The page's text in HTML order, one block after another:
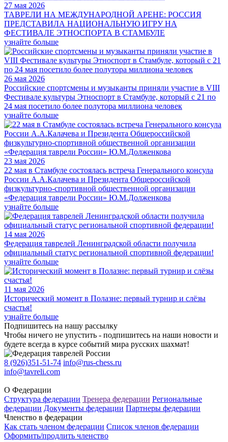
27 мая 2026
ТАВРЕЛИ НА МЕЖДУНАРОДНОЙ АРЕНЕ: РОССИЯ
ПРЕДСТАВИЛА НАЦИОНАЛЬНУЮ ИГРУ НА
ФЕСТИВАЛЕ ЭТНОСПОРТА В СТАМБУЛЕ
узнайте больше
26 мая 2026
Российские спортсмены и музыканты приняли участие в VIII
Фестивале культуры Этноспорт в Стамбуле, который с 21 по
24 мая посетило более полутора миллиона человек
узнайте больше
23 мая 2026
22 мая в Стамбуле состоялась встреча Генерального консула
России А.А.Калачева и Президента Общероссийской
физкультурно-спортивной общественной организации
«Федерация таврели России» Ю.М.Долженкова
узнайте больше
14 мая 2026
Федерация таврелей Ленинградской области получила
официальный статус региональной спортивной федерации!
узнайте больше
11 мая 2026
Исторический момент в Полазне: первый турнир и слёзы
счастья!
узнайте больше
Подпишитесь на нашу рассылку
Чтобы ничего не упустить - подпишитесь на наши новости и
будете всегда в курсе событий мира русских шахмат!
8 (926)351-51-74 info@rus-chess.ru
info@tavreli.com
О Федерации
Структура федерации Тренера федерации Региональные
федерации Документы федерации Партнеры федерации
Членство в федерации
Как стать членом федерации Список членов федерации
Оформить/продлить членство